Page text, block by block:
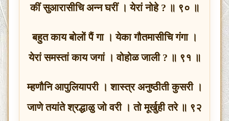
कीं सुआरासीचि अन्न घरीं । येरां नोहे ? ॥ ९० ॥
बहुत काय बोलों पैं गा । येका गौतमासीचि गंगा ।
येरां समस्तां काय जगां । वोहोळ जाली ? ॥ ९१ ॥
म्हणौनि आपुलियापरी । शास्त्र अनुष्ठीती कुसरी ।
जाणे तयांते श्रद्धाळु जो वरी । तो मूर्खुही तरे ॥ ९२